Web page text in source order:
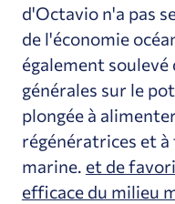
d'Octavio n'a pas
de l'économie
également soulevé
générales sur le
plongée à
régénératrices et
marine. et de
efficace du milieu